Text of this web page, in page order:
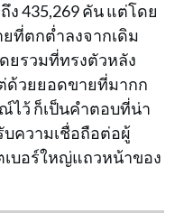
ง 435,269 คัน แต่โดย
ที่ตกต่ำลงจากเดิม
ยรวมที่ทรงตัวหลัง
ด้วยยอดขายที่มากก
ไว้ ก็เป็นคำตอบที่น่า
ความเชื่อถือต่อผู้
บอร์ใหญ่แถวหน้าของ